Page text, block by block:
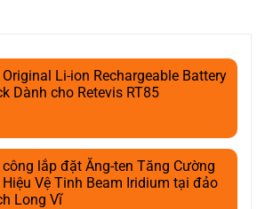
Original Li-ion Rechargeable Battery
Dành cho Retevis RT85
lắp đặt Ăng-ten Tăng Cường
Vệ Tinh Beam Iridium tại đảo
Long Vĩ